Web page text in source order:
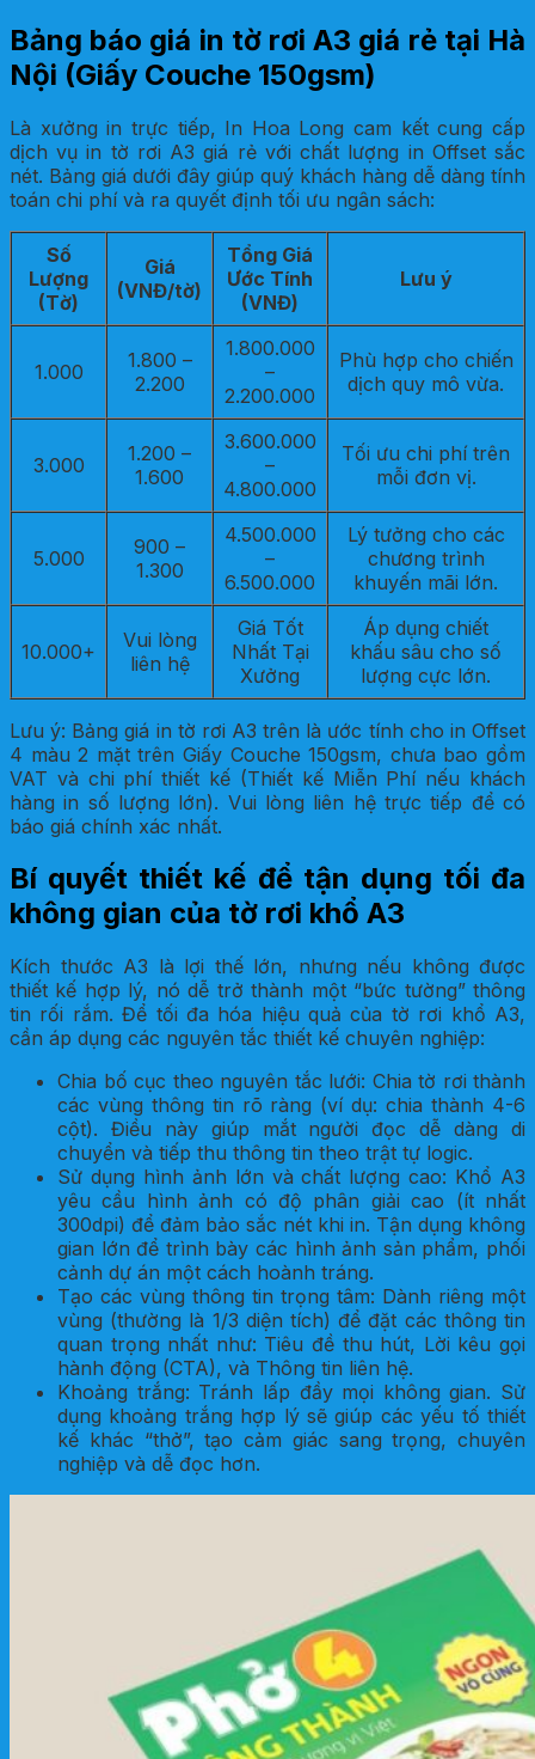
Bảng báo giá in tờ rơi A3 giá rẻ tại Hà
Nội (Giấy Couche 150gsm)
Là xưởng in trực tiếp, In Hoa Long cam kết cung cấp
dịch vụ in tờ rơi A3 giá rẻ với chất lượng in Offset sắc
nét. Bảng giá dưới đây giúp quý khách hàng dễ dàng tính
toán chi phí và ra quyết định tối ưu ngân sách:
Số
Lượng
(Tờ)
Giá
(VNĐ/tờ)
Tổng Giá
Ước Tính
(VNĐ)
Lưu ý
1.000
1.800 –
2.200
1.800.000
–
2.200.000
Phù hợp cho chiến
dịch quy mô vừa.
3.000
1.200 –
1.600
3.600.000
–
4.800.000
Tối ưu chi phí trên
mỗi đơn vị.
5.000
900 –
1.300
4.500.000
–
6.500.000
Lý tưởng cho các
chương trình
khuyến mãi lớn.
10.000+
Vui lòng
liên hệ
Giá Tốt
Nhất Tại
Xưởng
Áp dụng chiết
khấu sâu cho số
lượng cực lớn.
Lưu ý: Bảng giá in tờ rơi A3 trên là ước tính cho in Offset
4 màu 2 mặt trên Giấy Couche 150gsm, chưa bao gồm
VAT và chi phí thiết kế (Thiết kế Miễn Phí nếu khách
hàng in số lượng lớn). Vui lòng liên hệ trực tiếp để có
báo giá chính xác nhất.
Bí quyết thiết kế để tận dụng tối đa
không gian của tờ rơi khổ A3
Kích thước A3 là lợi thế lớn, nhưng nếu không được
thiết kế hợp lý, nó dễ trở thành một “bức tường” thông
tin rối rắm. Để tối đa hóa hiệu quả của tờ rơi khổ A3,
cần áp dụng các nguyên tắc thiết kế chuyên nghiệp:
Chia bố cục theo nguyên tắc lưới: Chia tờ rơi thành
các vùng thông tin rõ ràng (ví dụ: chia thành 4-6
cột). Điều này giúp mắt người đọc dễ dàng di
chuyển và tiếp thu thông tin theo trật tự logic.
Sử dụng hình ảnh lớn và chất lượng cao: Khổ A3
yêu cầu hình ảnh có độ phân giải cao (ít nhất
300dpi) để đảm bảo sắc nét khi in. Tận dụng không
gian lớn để trình bày các hình ảnh sản phẩm, phối
cảnh dự án một cách hoành tráng.
Tạo các vùng thông tin trọng tâm: Dành riêng một
vùng (thường là 1/3 diện tích) để đặt các thông tin
quan trọng nhất như: Tiêu đề thu hút, Lời kêu gọi
hành động (CTA), và Thông tin liên hệ.
Khoảng trắng: Tránh lấp đầy mọi không gian. Sử
dụng khoảng trắng hợp lý sẽ giúp các yếu tố thiết
kế khác “thở”, tạo cảm giác sang trọng, chuyên
nghiệp và dễ đọc hơn.